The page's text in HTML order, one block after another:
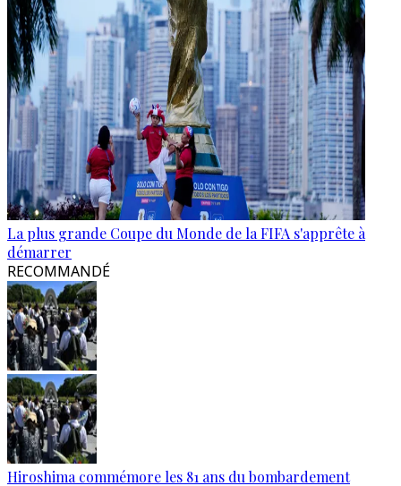
La plus grande Coupe du Monde de la FIFA s'apprête à
démarrer
RECOMMANDÉ
Hiroshima commémore les 81 ans du bombardement